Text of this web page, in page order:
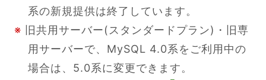
系の新規提供は終了しています。
※
旧共用サーバー(スタンダードプラン)・旧専
用サーバーで、MySQL 4.0系をご利用中の
場合は、5.0系に変更できます。